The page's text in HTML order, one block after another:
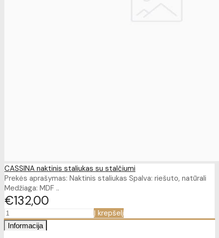
CASSINA naktinis staliukas su stalčiumi
Prekės aprašymas: Naktinis staliukas Spalva: riešuto, natūrali
Medžiaga: MDF ..
€13200
Į krepšelį
Informacija